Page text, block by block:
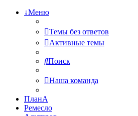
↓Меню
Темы без ответов
Активные темы
Поиск
Наша команда
ПланА
Ремесло